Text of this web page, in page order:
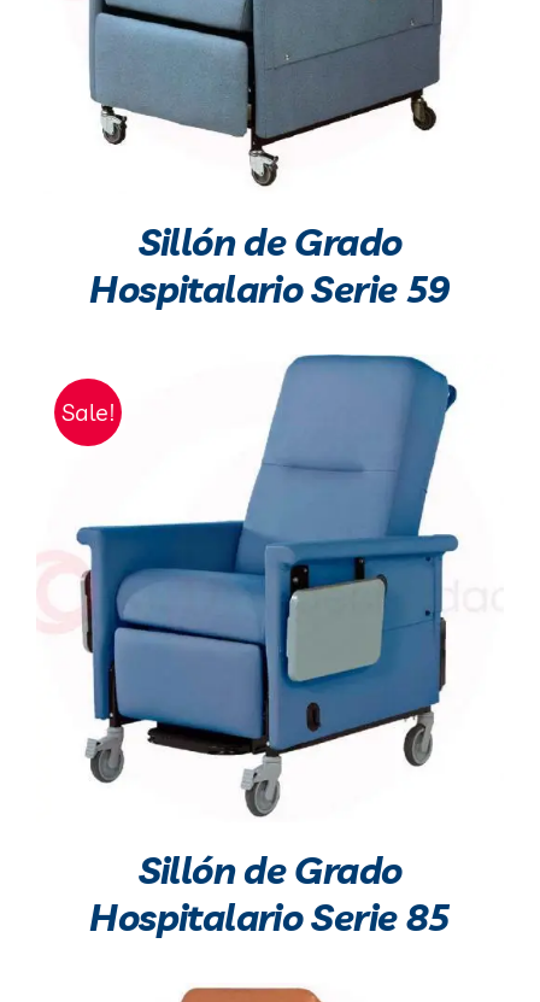
Sillón de Grado
Hospitalario Serie 59
Sale!
Sillón de Grado
Hospitalario Serie 85